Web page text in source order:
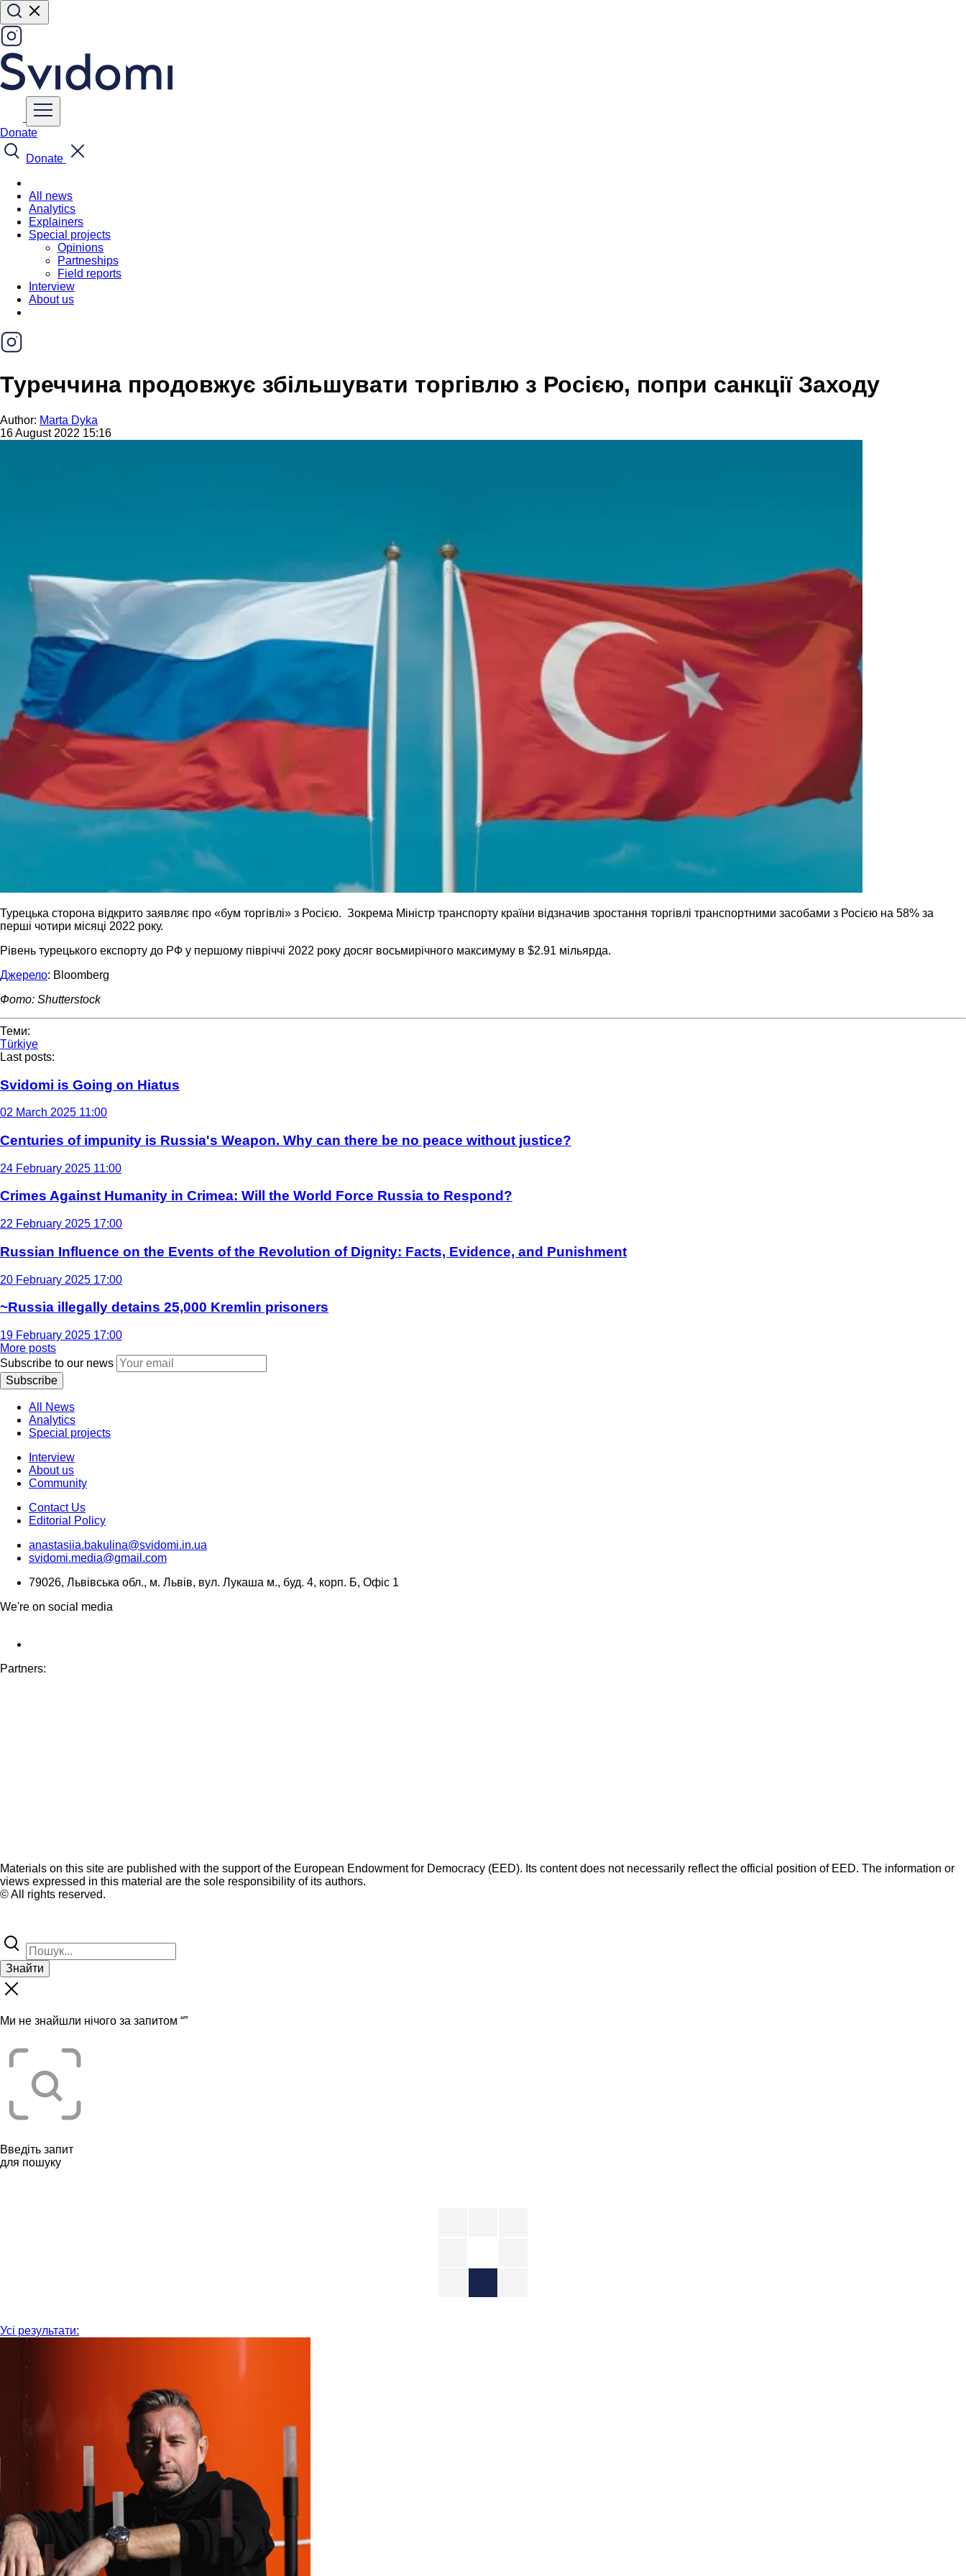
Donate
Donate
All news
Analytics
Explainers
Special projects
Opinions
Partneships
Field reports
Interview
About us
Туреччина продовжує збільшувати торгівлю з Росією, попри санкції Заходу
Author: Marta Dyka
16 August 2022 15:16
Турецька сторона відкрито заявляє про «бум торгівлі» з Росією. Зокрема Міністр транспорту країни відзначив зростання торгівлі транспортними засобами з Росією на 58% за
перші чотири місяці 2022 року.
Рівень турецького експорту до РФ у першому півріччі 2022 року досяг восьмирічного максимуму в $2.91 мільярда.
Джерело: Bloomberg
Фото: Shutterstock
Теми:
Türkiye
Last posts:
Svidomi is Going on Hiatus
02 March 2025 11:00
Centuries of impunity is Russia's Weapon. Why can there be no peace without justice?
24 February 2025 11:00
Crimes Against Humanity in Crimea: Will the World Force Russia to Respond?
22 February 2025 17:00
Russian Influence on the Events of the Revolution of Dignity: Facts, Evidence, and Punishment
20 February 2025 17:00
~Russia illegally detains 25,000 Kremlin prisoners
19 February 2025 17:00
More posts
Subscribe to our news
Subscribe
All News
Analytics
Special projects
Interview
About us
Community
Contact Us
Editorial Policy
anastasiia.bakulina@svidomi.in.ua
svidomi.media@gmail.com
79026, Львівська обл., м. Львів, вул. Лукаша м., буд. 4, корп. Б, Офіс 1
We're on social media
Partners:
Materials on this site are published with the support of the European Endowment for Democracy (EED). Its content does not necessarily reflect the official position of EED. The information or
views expressed in this material are the sole responsibility of its authors.
© All rights reserved.
Знайти
Ми не знайшли нічого за запитом “”
Введіть запит
для пошуку
Усі результати: